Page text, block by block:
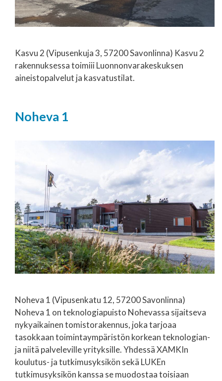
Kasvu 2 (Vipusenkuja 3, 57200 Savonlinna) Kasvu 2
rakennuksessa toimiii Luonnonvarakeskuksen
aineistopalvelut ja kasvatustilat.
Noheva 1
Noheva 1 (Vipusenkatu 12, 57200 Savonlinna)
Noheva 1 on teknologiapuisto Nohevassa sijaitseva
nykyaikainen tomistorakennus, joka tarjoaa
tasokkaan toimintaympäristön korkean teknologian-
ja niitä palveleville yrityksille. Yhdessä XAMKIn
koulutus- ja tutkimusyksikön sekä LUKEn
tutkimusyksikön kanssa se muodostaa toisiaan